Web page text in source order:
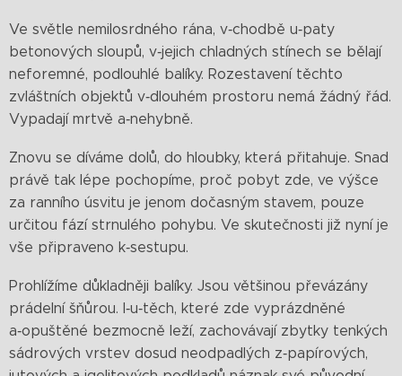
Ve světle nemilosrdného rána, v‑chodbě u‑paty
betonových sloupů, v‑jejich chladných stínech se bělají
neforemné, podlouhlé balíky. Rozestavení těchto
zvláštních objektů v‑dlouhém prostoru nemá žádný řád.
Vypadají mrtvě a‑nehybně.
Znovu se díváme dolů, do hloubky, která přitahuje. Snad
právě tak lépe pochopíme, proč pobyt zde, ve výšce
za ranního úsvitu je jenom dočasným stavem, pouze
určitou fází strnulého pohybu. Ve skutečnosti již nyní je
vše připraveno k‑sestupu.
Prohlížíme důkladněji balíky. Jsou většinou převázány
prádelní šňůrou. I‑u‑těch, které zde vyprázdněné
a‑opuštěné bezmocně leží, zachovávají zbytky tenkých
sádrových vrstev dosud neodpadlých z‑papírových,